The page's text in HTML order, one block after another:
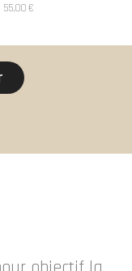
55,00€